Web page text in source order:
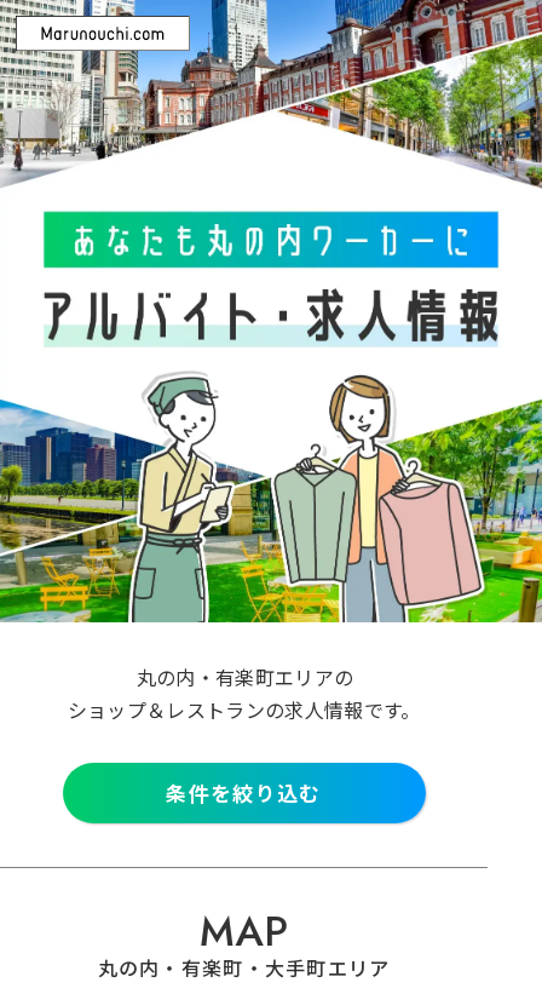
丸の内・有楽町エリアの
ショップ＆レストランの求人情報です。
条件を絞り込む
カテゴリを選択
ファッション・雑貨
グルメ＆フード
サービス・その他
雇用形態を選択
正社員 契約社員 パート・アルバイト
ビルを選択
すべて 丸ビル 新丸ビル
丸の内オアゾ
東京ビルTOKIA
丸の内ブリックスクエア
iiyo!!（イーヨ!!）
二重橋スクエア
丸の内テラス
TOKYO TORCH Terrace
その他ビル
クリア 検索
MAP
丸の内・有楽町・大手町エリア